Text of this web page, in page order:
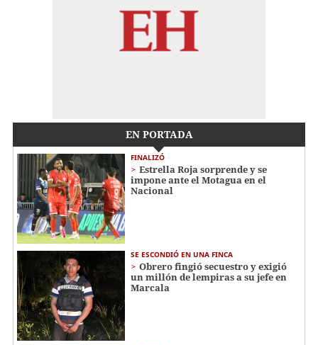
EN PORTADA
FINALIZÓ
Estrella Roja sorprende y se
impone ante el Motagua en el
Nacional
SE ESCONDIÓ EN UNA FINCA
Obrero fingió secuestro y exigió
un millón de lempiras a su jefe en
Marcala